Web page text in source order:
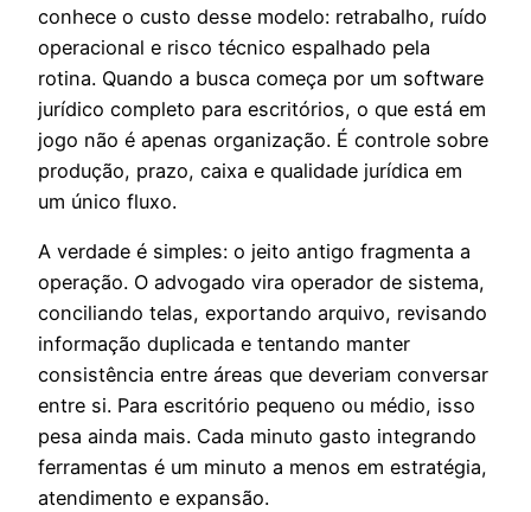
conhece o custo desse modelo: retrabalho, ruído
operacional e risco técnico espalhado pela
rotina. Quando a busca começa por um software
jurídico completo para escritórios, o que está em
jogo não é apenas organização. É controle sobre
produção, prazo, caixa e qualidade jurídica em
um único fluxo.
A verdade é simples: o jeito antigo fragmenta a
operação. O advogado vira operador de sistema,
conciliando telas, exportando arquivo, revisando
informação duplicada e tentando manter
consistência entre áreas que deveriam conversar
entre si. Para escritório pequeno ou médio, isso
pesa ainda mais. Cada minuto gasto integrando
ferramentas é um minuto a menos em estratégia,
atendimento e expansão.